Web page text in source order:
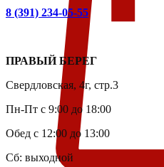
8 (391) 234-05-55
ПРАВЫЙ БЕРЕГ
Свердловская, 4г, стр.3
Пн-Пт с 9:00 до 18:00
Обед с 12:00 до 13:00
Сб: выходной